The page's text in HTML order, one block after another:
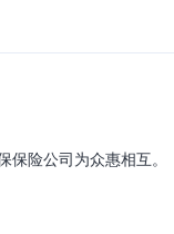
保险公司为众惠相互。